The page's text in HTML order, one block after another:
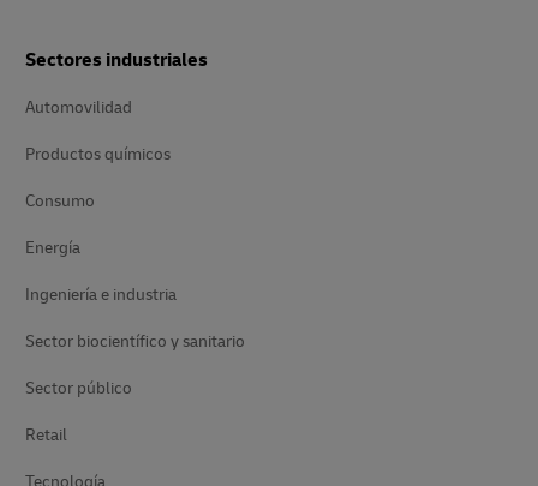
Sectores industriales
Automovilidad
Productos químicos
Consumo
Energía
Ingeniería e industria
Sector biocientífico y sanitario
Sector público
Retail
Tecnología